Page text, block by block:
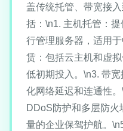
盖传统托管、带宽接
括：\n1. 主机托管：
行管理服务器，适用
赁：包括云主机和虚
低初期投入。\n3. 带
化网络延迟和连通性
DDoS防护和多层防
量的企业保驾护航。